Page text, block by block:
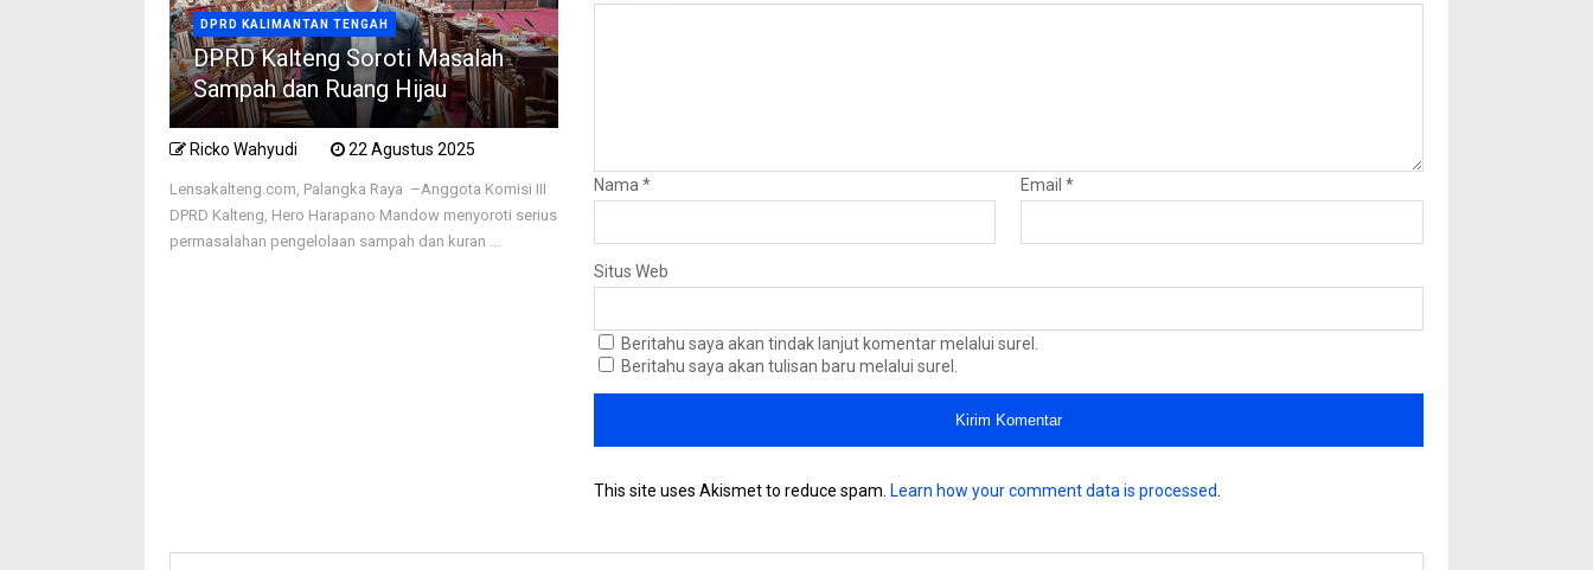
Nama* Email*
Situs Web
Beritahu saya akan tindak lanjut komentar melalui surel.
Beritahu saya akan tulisan baru melalui surel.
This site uses Akismet to reduce spam. Learn how your comment data is processed
DPRD KALIMANTAN TENGAH
DPRD Kalteng Soroti Masalah
Sampah dan Ruang Hijau
Ricko Wahyudi 22 Agustus 2025
Lensakalteng.com, Palangka Raya –Anggota Komisi III
DPRD Kalteng, Hero Harapano Mandow menyoroti serius
permasalahan pengelolaan sampah dan kuran ...